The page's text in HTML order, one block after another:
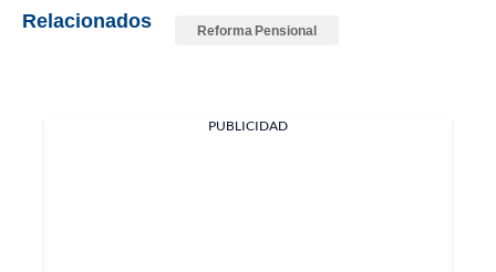
Relacionados Reforma Pensional
PUBLICIDAD